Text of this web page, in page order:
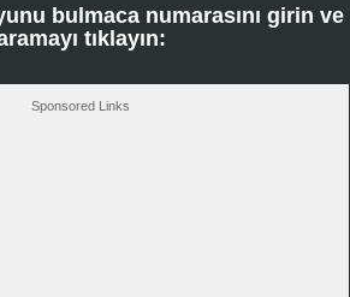
bulmaca numarasını girin ve
tıklayın:
Sponsored Links